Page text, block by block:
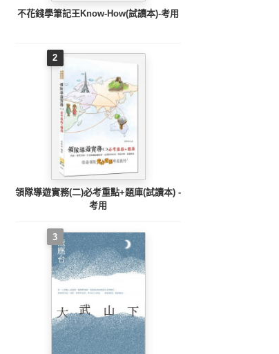
不花錢學筆記王Know-How(試讀本)-考用
2
領隊導遊實務(二)必考重點+題庫(試讀本) -
考用
3